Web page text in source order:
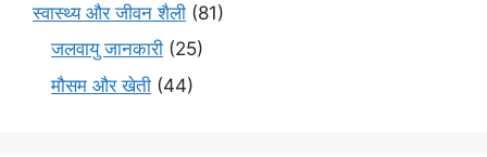
स्वास्थ्य और जीवन शैली (81)
जलवायु जानकारी (25)
मौसम और खेती (44)